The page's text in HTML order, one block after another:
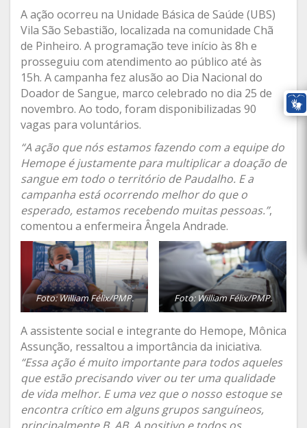
A ação ocorreu na Unidade Básica de Saúde (UBS)
Vila São Sebastião, localizada na comunidade Chã
de Pinheiro. A programação teve início às 8h e
prosseguiu com atendimento ao público até às
15h. A campanha fez alusão ao Dia Nacional do
Doador de Sangue, marco celebrado no dia 25 de
novembro. Ao todo, foram disponibilizadas 90
vagas para voluntários.
“A ação que nós estamos fazendo com a equipe do
Hemope é justamente para multiplicar a doação de
sangue em todo o território de Paudalho. E a
campanha está ocorrendo melhor do que o
esperado, estamos recebendo muitas pessoas.”,
comentou a enfermeira Ângela Andrade.
Foto: William Félix/PMP. Foto: William Félix/PMP.
A assistente social e integrante do Hemope, Mônica
Assunção, ressaltou a importância da iniciativa.
“Essa ação é muito importante para todos aqueles
que estão precisando viver ou ter uma qualidade
de vida melhor. E uma vez que o nosso estoque se
encontra crítico em alguns grupos sanguíneos,